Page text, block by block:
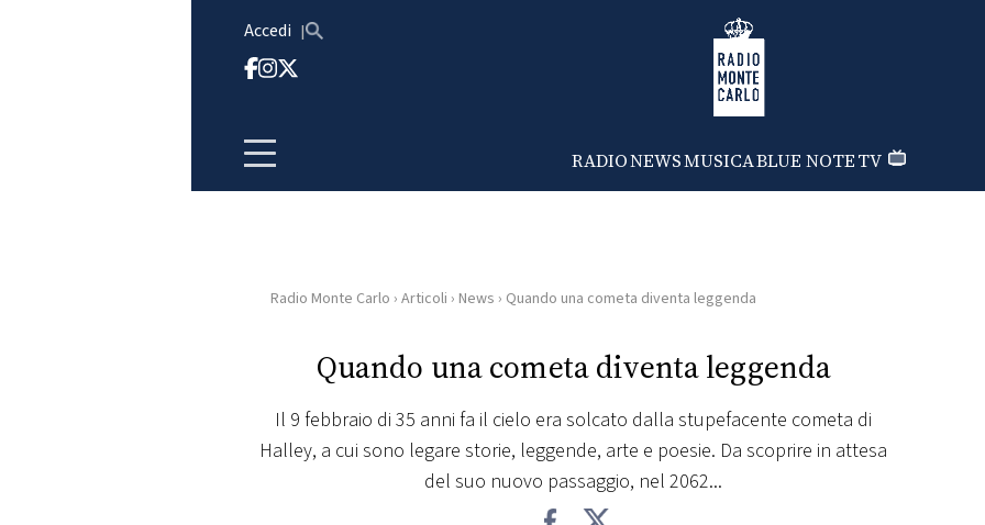
Accedi Radio Monte Carlo
RADIONEWSMUSICABLUE NOTETV
HOME
RADIO
Radio Monte Carlo › Articoli › News › Quando una cometa diventa leggenda
Quando una cometa diventa leggenda
Il 9 febbraio di 35 anni fa il cielo era solcato dalla stupefacente cometa di
Halley, a cui sono legare storie, leggende, arte e poesie. Da scoprire in attesa
del suo nuovo passaggio, nel 2062...